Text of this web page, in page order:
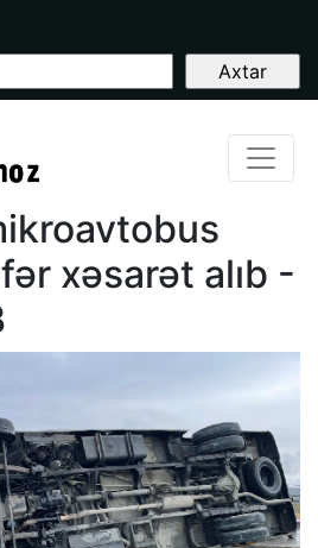
xəsarət alıb -